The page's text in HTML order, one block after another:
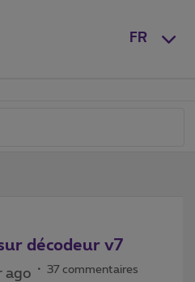
FR
décodeur v7
ago 37 commentaires